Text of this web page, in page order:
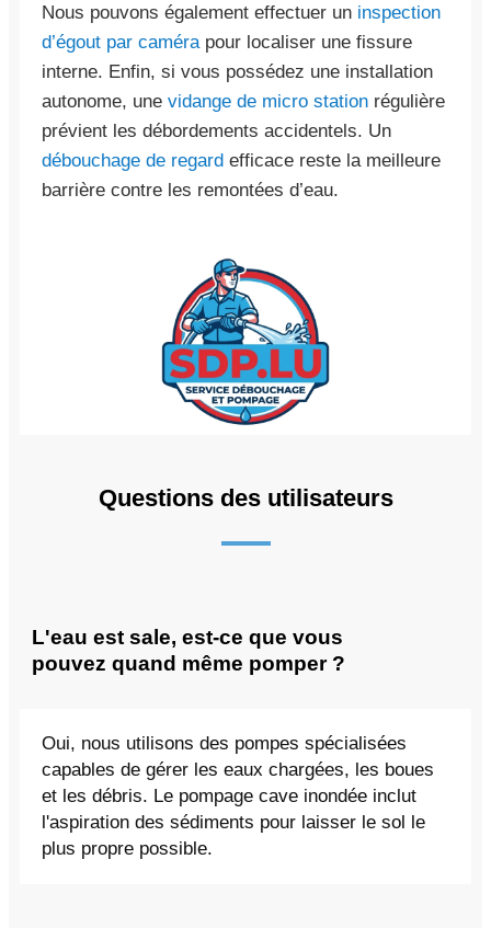
Nous pouvons également effectuer un inspection
d’égout par camérapour localiser une fissure
interne. Enfin, si vous possédez une installation
autonome, une vidange de micro station régulière
prévient les débordements accidentels. Un
débouchage de regard efficace reste la meilleure
barrière contre les remontées d’eau.
Questions des utilisateurs
L'eau est sale, est-ce que vous
pouvez quand même pomper ?
Oui, nous utilisons des pompes spécialisées
capables de gérer les eaux chargées, les boues
et les débris. Le pompage cave inondée inclut
l'aspiration des sédiments pour laisser le sol le
plus propre possible.